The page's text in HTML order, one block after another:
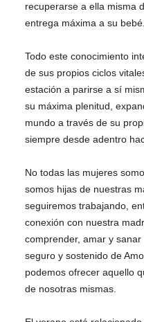
recuperarse a ella misma
entrega máxima a su bebé.
Todo este conocimiento
de sus propios ciclos
estación a parirse a sí
su máxima plenitud,
mundo a través de su
siempre desde adentro
No todas las mujeres
somos hijas de nuestras
seguiremos trabajando,
conexión con nuestra
comprender, amar y
seguro y sostenido de
podemos ofrecer aquello
de nosotras mismas.